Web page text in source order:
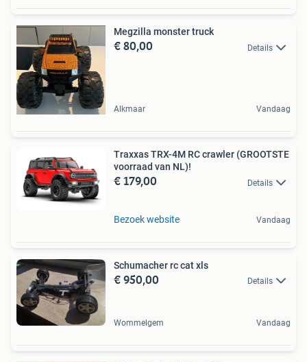
Megzilla monster truck
€ 80,00 Details
Alkmaar Vandaag
Traxxas TRX-4M RC crawler (GROOTSTE
voorraad van NL)!
€ 179,00 Details
Bezoek website Vandaag
Schumacher rc cat xls
€ 950,00 Details
Wommelgem Vandaag